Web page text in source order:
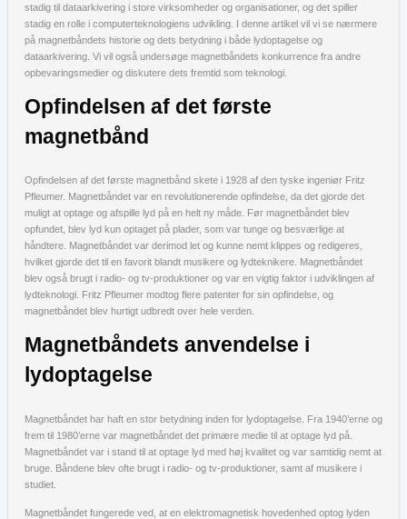
stadig til dataarkivering i store virksomheder og organisationer, og det spiller
stadig en rolle i computerteknologiens udvikling. I denne artikel vil vi se nærmere
på magnetbåndets historie og dets betydning i både lydoptagelse og
dataarkivering. Vi vil også undersøge magnetbåndets konkurrence fra andre
opbevaringsmedier og diskutere dets fremtid som teknologi.
Opfindelsen af det første
magnetbånd
Opfindelsen af det første magnetbånd skete i 1928 af den tyske ingeniør Fritz
Pfleumer. Magnetbåndet var en revolutionerende opfindelse, da det gjorde det
muligt at optage og afspille lyd på en helt ny måde. Før magnetbåndet blev
opfundet, blev lyd kun optaget på plader, som var tunge og besværlige at
håndtere. Magnetbåndet var derimod let og kunne nemt klippes og redigeres,
hvilket gjorde det til en favorit blandt musikere og lydteknikere. Magnetbåndet
blev også brugt i radio- og tv-produktioner og var en vigtig faktor i udviklingen af
lydteknologi. Fritz Pfleumer modtog flere patenter for sin opfindelse, og
magnetbåndet blev hurtigt udbredt over hele verden.
Magnetbåndets anvendelse i
lydoptagelse
Magnetbåndet har haft en stor betydning inden for lydoptagelse. Fra 1940’erne og
frem til 1980’erne var magnetbåndet det primære medie til at optage lyd på.
Magnetbåndet var i stand til at optage lyd med høj kvalitet og var samtidig nemt at
bruge. Båndene blev ofte brugt i radio- og tv-produktioner, samt af musikere i
studiet.
Magnetbåndet fungerede ved, at en elektromagnetisk hovedenhed optog lyden